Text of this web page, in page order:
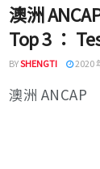
澳洲
Top 3 ：
BYSHENGTI 2020
澳洲 ANCAP